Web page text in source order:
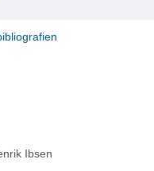
Ibsen